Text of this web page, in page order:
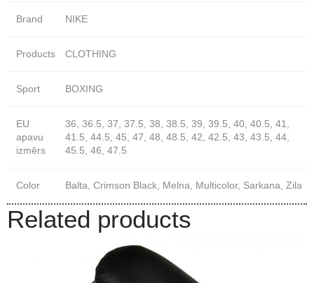
Brand NIKE
Products CLOTHING
Sport BOXING
EU
apavu
izmērs
36, 36.5, 37, 37.5, 38, 38.5, 39, 39.5, 40, 40.5, 41,
41.5, 44.5, 45, 47, 48, 48.5, 42, 42.5, 43, 43.5, 44,
45.5, 46, 47.5
Color Balta, Crimson Black, Melna, Multicolor, Sarkana, Zila
Related products